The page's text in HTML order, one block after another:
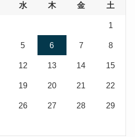
水 木 金 土
1
5 6 7 8
12 13 14 15
19 20 21 22
26 27 28 29